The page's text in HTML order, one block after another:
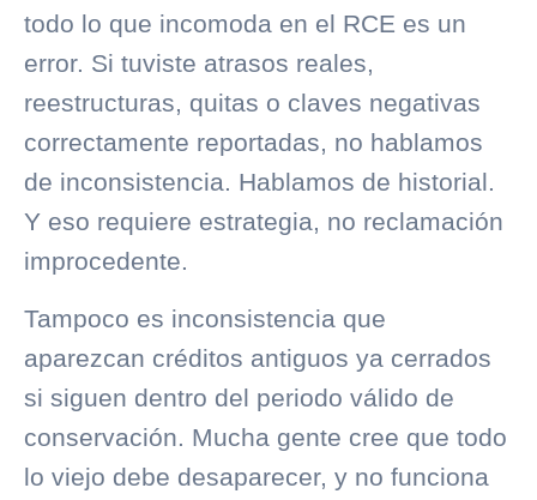
todo lo que incomoda en el RCE es un
error. Si tuviste atrasos reales,
reestructuras, quitas o claves negativas
correctamente reportadas, no hablamos
de inconsistencia. Hablamos de historial.
Y eso requiere estrategia, no reclamación
improcedente.
Tampoco es inconsistencia que
aparezcan créditos antiguos ya cerrados
si siguen dentro del periodo válido de
conservación. Mucha gente cree que todo
lo viejo debe desaparecer, y no funciona